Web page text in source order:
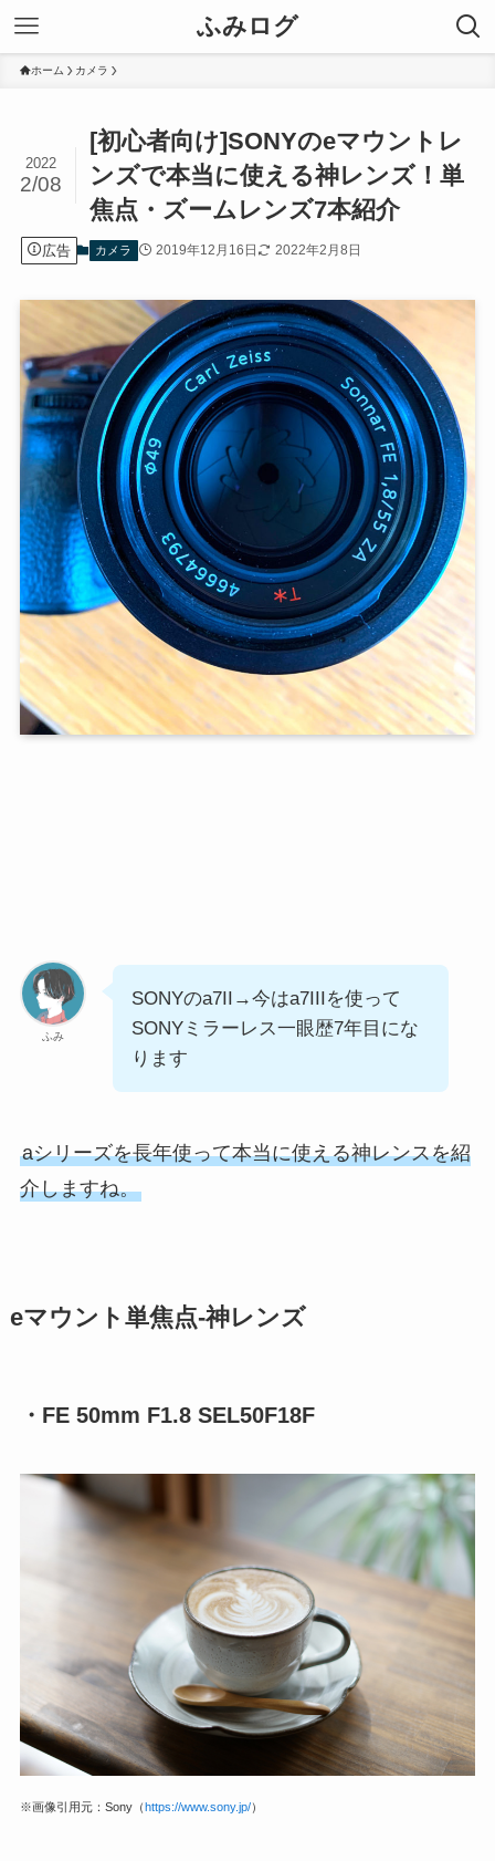
ふみログ
ホーム カメラ
[初心者向け]SONYのeマウントレ
ンズで本当に使える神レンズ！単
焦点・ズームレンズ7本紹介
2022
2/08
広告 カメラ 2019年12月16日 2022年2月8日
ふみ
SONYのa7II→今はa7IIIを使って
SONYミラーレス一眼歴7年目にな
ります
aシリーズを長年使って本当に使える神レンスを紹
介しますね。
eマウント単焦点-神レンズ
・FE 50mm F1.8 SEL50F18F
※画像引用元：Sony（https://www.sony.jp/）